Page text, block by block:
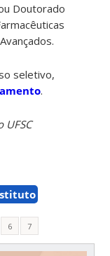
Doutorado
seletivo,
.
UFSC
6 7